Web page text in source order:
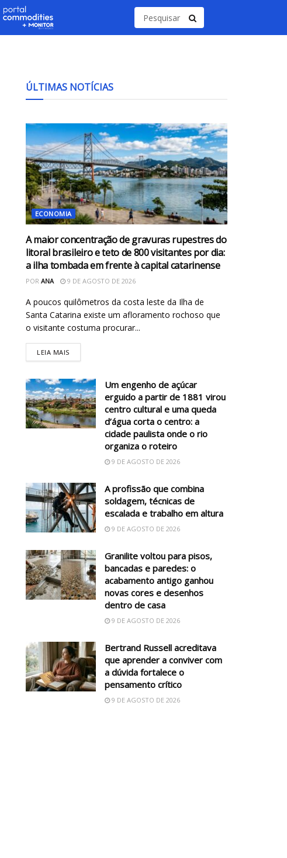
ÚLTIMAS NOTÍCIAS
ECONOMIA
A maior concentração de gravuras rupestres do
litoral brasileiro e teto de 800 visitantes por dia:
a ilha tombada em frente à capital catarinense
POR ANA 9 DE AGOSTO DE 2026
A poucos quilômetros da costa leste da Ilha de
Santa Catarina existe um afloramento rochoso que
o visitante costuma procurar...
LEIA MAIS
Um engenho de açúcar
erguido a partir de 1881 virou
centro cultural e uma queda
d’água corta o centro: a
cidade paulista onde o rio
organiza o roteiro
9 DE AGOSTO DE 2026
A profissão que combina
soldagem, técnicas de
escalada e trabalho em altura
9 DE AGOSTO DE 2026
Granilite voltou para pisos,
bancadas e paredes: o
acabamento antigo ganhou
novas cores e desenhos
dentro de casa
9 DE AGOSTO DE 2026
Bertrand Russell acreditava
que aprender a conviver com
a dúvida fortalece o
pensamento crítico
9 DE AGOSTO DE 2026